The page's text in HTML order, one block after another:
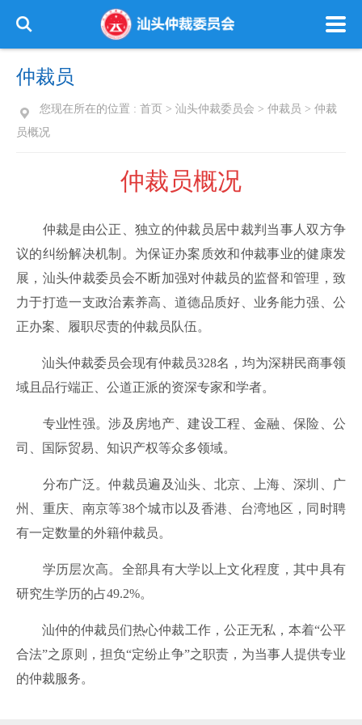
仲裁员
您现在所在的位置 : 首页 > 汕头仲裁委员会 > 仲裁员 > 仲裁
员概况
仲裁员概况
仲裁是由公正、独立的仲裁员居中裁判当事人双方争
议的纠纷解决机制。为保证办案质效和仲裁事业的健康发
展，汕头仲裁委员会不断加强对仲裁员的监督和管理，致
力于打造一支政治素养高、道德品质好、业务能力强、公
正办案、履职尽责的仲裁员队伍。
汕头仲裁委员会现有仲裁员328名，均为深耕民商事领
域且品行端正、公道正派的资深专家和学者。
专业性强。涉及房地产、建设工程、金融、保险、公
司、国际贸易、知识产权等众多领域。
分布广泛。仲裁员遍及汕头、北京、上海、深圳、广
州、重庆、南京等38个城市以及香港、台湾地区，同时聘
有一定数量的外籍仲裁员。
学历层次高。全部具有大学以上文化程度，其中具有
研究生学历的占49.2%。
汕仲的仲裁员们热心仲裁工作，公正无私，本着“公平
合法”之原则，担负“定纷止争”之职责，为当事人提供专业
的仲裁服务。